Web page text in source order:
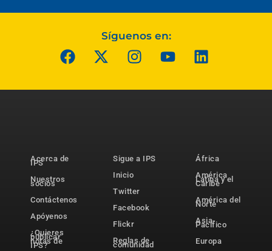
Síguenos en:
Acerca de
IPS
Nuestros
socios
Contáctenos
Apóyenos
¿Quieres
publicar
notas de
IPS?
Sigue a IPS
Inicio
Twitter
Facebook
Flickr
Reglas de
comunidad
África
América
Latina y el
Caribe
América del
Norte
Asia-
Pacífico
Europa